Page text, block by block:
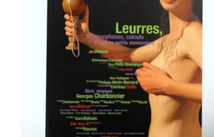
Area revue n°6 -Leurres